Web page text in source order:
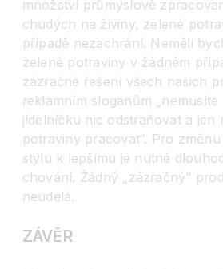
množství průmyslově
chudých na živiny, zelené
případě nezachrání. Neměli
zelené potraviny v žádném
zázračné řešení všech našich
reklamním sloganům „nemusíte
jídelníčku nic odstraňovat a jen
potraviny pracovat“. Pro
stylu k lepšímu je nutné
chování. Žádný „zázračný“
neudělá.
ZÁVĚR